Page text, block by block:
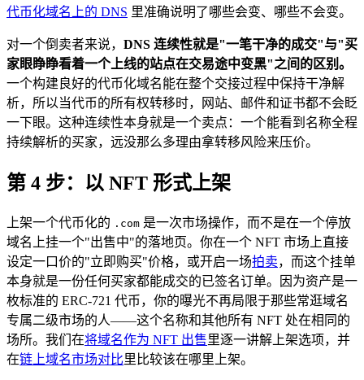
代币化域名上的 DNS 里准确说明了哪些会变、哪些不会变。
对一个倒卖者来说， DNS 连续性就是"一笔干净的成交"与"买
家眼睁睁看着一个上线的站点在交易途中变黑"之间的区别。
一个构建良好的代币化域名能在整个交接过程中保持干净解
析，所以当代币的所有权转移时，网站、邮件和证书都不会眨
一下眼。这种连续性本身就是一个卖点：一个能看到名称全程
持续解析的买家，远没那么多理由拿转移风险来压价。
第 4 步：以 NFT 形式上架
上架一个代币化的 .com 是一次市场操作，而不是在一个停放
域名上挂一个"出售中"的落地页。你在一个 NFT 市场上直接
设定一口价的"立即购买"价格，或开启一场拍卖，而这个挂单
本身就是一份任何买家都能成交的已签名订单。因为资产是一
枚标准的 ERC-721 代币，你的曝光不再局限于那些常逛域名
专属二级市场的人——这个名称和其他所有 NFT 处在相同的
场所。我们在将域名作为 NFT 出售里逐一讲解上架选项，并
在链上域名市场对比里比较该在哪里上架。